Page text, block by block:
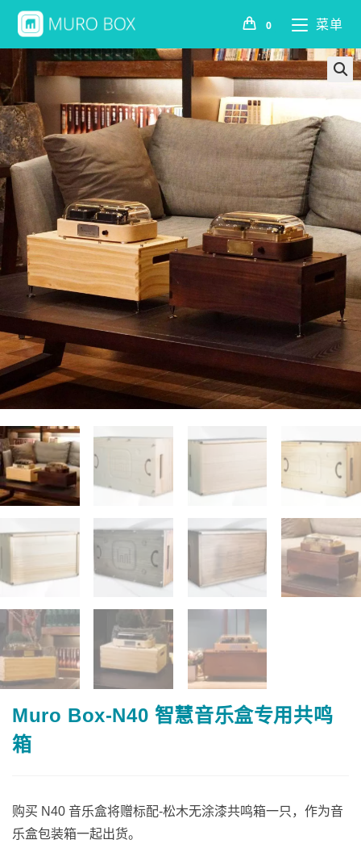
0 菜单
Muro Box-N40 智慧音乐盒专用共鸣
箱
购买 N40 音乐盒将赠标配-松木无涂漆共鸣箱一只，作为音
乐盒包装箱一起出货。